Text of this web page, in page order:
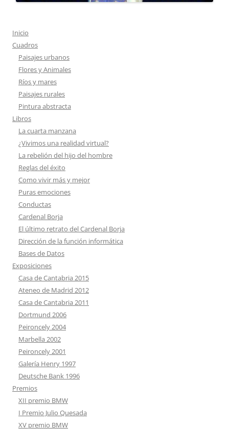
Inicio
Cuadros
Paisajes urbanos
Flores y Animales
Ríos y mares
Paisajes rurales
Pintura abstracta
Libros
La cuarta manzana
¿Vivimos una realidad virtual?
La rebelión del hijo del hombre
Reglas del éxito
Como vivir más y mejor
Puras emociones
Conductas
Cardenal Borja
El último retrato del Cardenal Borja
Dirección de la función informática
Bases de Datos
Exposiciones
Casa de Cantabria 2015
Ateneo de Madrid 2012
Casa de Cantabria 2011
Dortmund 2006
Peironcely 2004
Marbella 2002
Peironcely 2001
Galería Henry 1997
Deutsche Bank 1996
Premios
XII premio BMW
I Premio Julio Quesada
XV premio BMW